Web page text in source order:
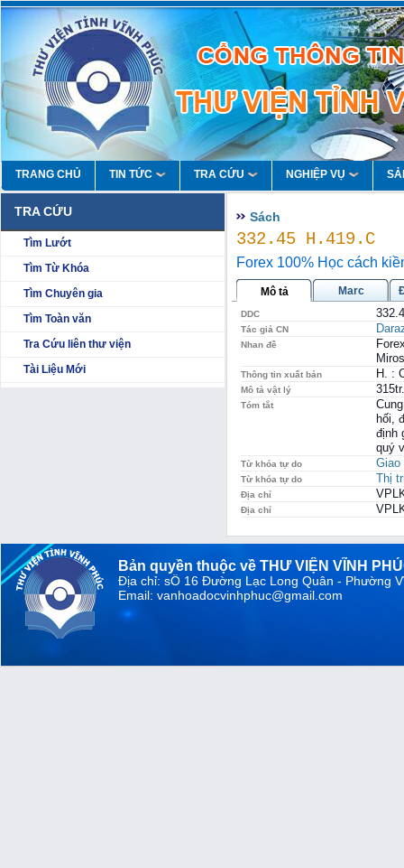
TRANG CHỦ TIN TỨC TRA CỨU NGHIỆP VỤ
TRA CỨU
Tìm Lướt
Tìm Từ Khóa
Tìm Chuyên gia
Tìm Toàn văn
Tra Cứu liên thư viện
Tài Liệu Mới
Sách
332.45 H.419.C
Forex 100% Học cách
Mô tả Marc
DDC
Tác giả CN
Nhan đề
Thông tin xuất bản H. :
Mô tả vật lý
Tóm tắt
hối,
định
quý
Từ khóa tự do Giao
Từ khóa tự do Thị
Địa chỉ
Địa chỉ
Bản quyền thuộc về THƯ VIỆN VĨNH
Địa chỉ: sỐ 16 Đường Lạc Long Quân - Phường
Email: vanhoadocvinhphuc@gmail.com